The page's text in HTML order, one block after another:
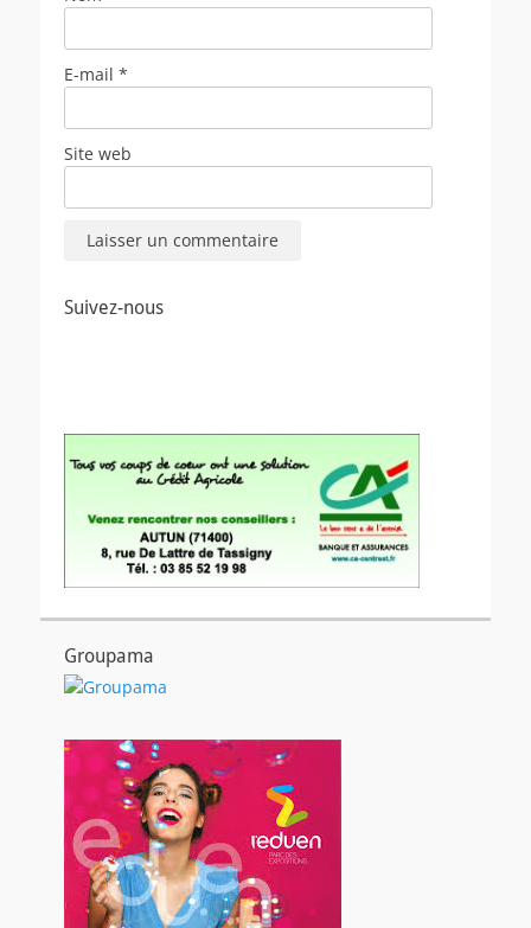
E-mail *
Site web
Suivez-nous
Groupama